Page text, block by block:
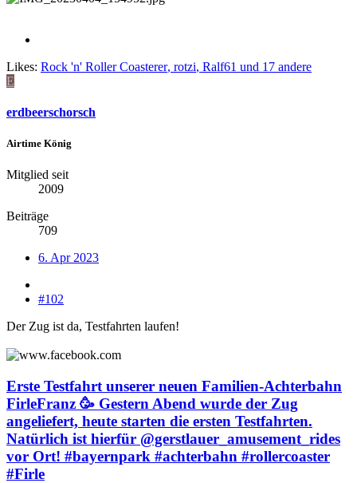
Likes: Rock 'n' Roller Coasterer, rotzi, Ralf61 und 17 andere
E
erdbeerschorsch
Airtime König
Mitglied seit
2009
Beiträge
709
6. Apr 2023
#102
Der Zug ist da, Testfahrten laufen!
Erste Testfahrt unserer neuen Familien-Achterbahn
FirleFranz 🥳 Gestern Abend wurde der Zug
angeliefert, heute starten die ersten Testfahrten.
Natürlich ist hierfür @gerstlauer_amusement_rides
vor Ort! #bayernpark #achterbahn #rollercoaster
#Firle